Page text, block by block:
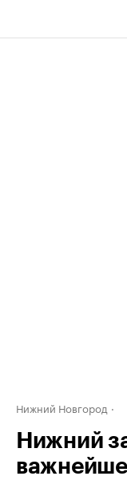
Нижний Новгород
Нижний